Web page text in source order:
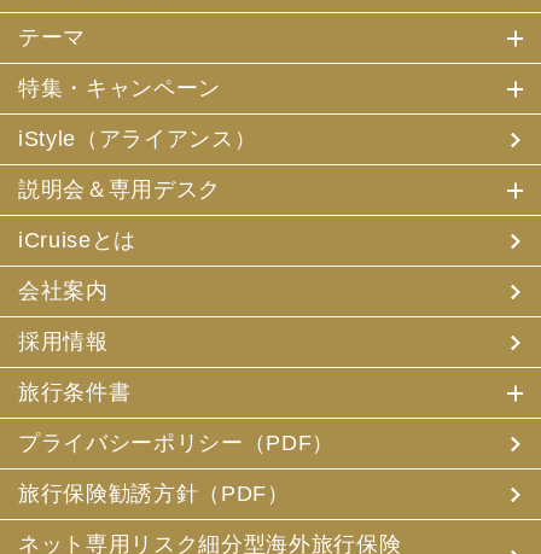
個人情報について、本人確認、本人との連絡その他、採
す。
3. お客様個人情報の第三者への提供
(1) 当社は、お申込みいただいた旅行サービスの手配及び
それらのサービスの受領のための手続に必要な範囲内、ま
保険の手続き上必要な範囲内で、それら運送・宿泊機関、
保険会社等に対し、お客様の氏名、性別、年齢、住所、電
話番号またはメールアドレス、パスポート番号、クレジッ
トカード番号を電磁的方法等で送付することにより提供い
(2) 当社は、旅行先でのお客様のお買い物等の便宜のた
め、当社の保有するお客様の個人データを土産物店に提供
することがあります。この場合、お客様の氏名、パスポー
ト番号及び搭乗される航空便名等に係る個人データを、予
め電磁的方法等で送付することによって提供いたします。
お客様の旅行中の連絡先の方の個人情報をお伺いすること
があります。この個人情報は、お客様に疾病等があった場
合で連絡先の方へ連絡の必要があると当社が認めた場合に
テーマ
特集・キャンペーン
iStyle（アライアンス）
説明会＆専用デスク
iCruiseとは
会社案内
採用情報
旅行条件書
プライバシーポリシー（PDF）
旅行保険勧誘方針（PDF）
ネット専用リスク細分型海外旅行保険